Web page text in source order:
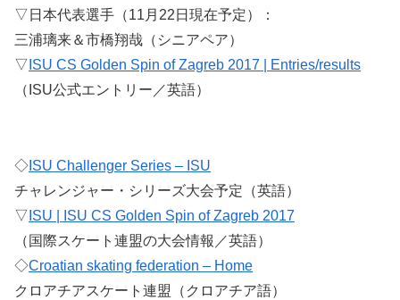
▽日本代表選手（11月22日現在予定）：
三浦璃来＆市橋翔哉（シニアペア）
▽ ISU CS Golden Spin of Zagreb 2017 | Entries/results
（ISU公式エントリー／英語）
◇ ISU Challenger Series – ISU
チャレンジャー・シリーズ大会予定（英語）
▽ ISU | ISU CS Golden Spin of Zagreb 2017
（国際スケート連盟の大会情報／英語）
◇Croatian skating federation – Home
クロアチアスケート連盟（クロアチア語）